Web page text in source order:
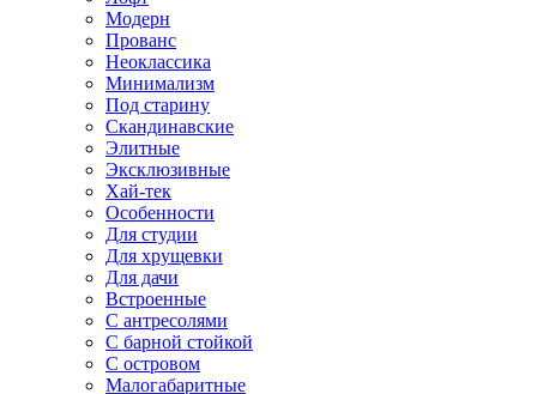
Модерн
Прованс
Неоклассика
Минимализм
Под старину
Скандинавские
Элитные
Эксклюзивные
Хай-тек
Особенности
Для студии
Для хрущевки
Для дачи
Встроенные
С антресолями
С барной стойкой
С островом
Малогабаритные